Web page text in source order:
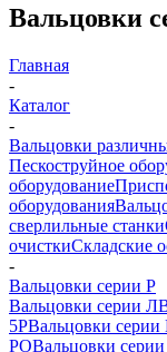
Вальцовки
Главная
-
Каталог
-
Вальцовки
Пескоструйное
оборудование
оборудования
сверлильные станки
очисткиСкладские
-
Вальцовки серии Р
Вальцовки серии
5РВальцовки серии
РОВальцовки